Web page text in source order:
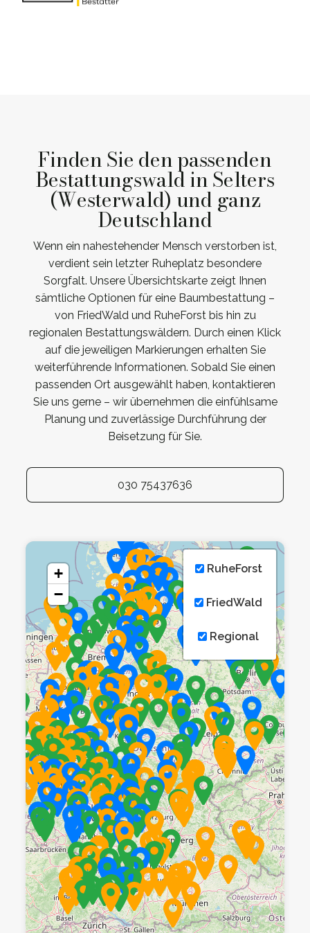
Finden Sie den passenden
Bestattungswald in Selters
(Westerwald) und ganz
Deutschland
Wenn ein nahestehender Mensch verstorben ist,
verdient sein letzter Ruheplatz besondere
Sorgfalt. Unsere Übersichtskarte zeigt Ihnen
sämtliche Optionen für eine Baumbestattung –
von FriedWald und RuheForst bis hin zu
regionalen Bestattungswäldern. Durch einen Klick
auf die jeweiligen Markierungen erhalten Sie
weiterführende Informationen. Sobald Sie einen
passenden Ort ausgewählt haben, kontaktieren
Sie uns gerne – wir übernehmen die einfühlsame
Planung und zuverlässige Durchführung der
Beisetzung für Sie.
030 75437636
+
−
RuheForst
FriedWald
Regional